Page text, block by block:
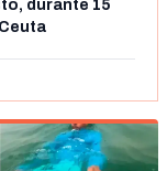
durante 15